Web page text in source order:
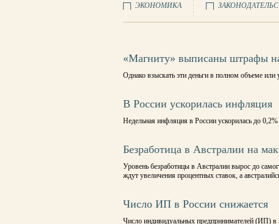
ЭКОНОМИКА
«Магниту» выписаны штрафы
Однако взыскать эти деньги в полном объеме или
В России ускорилась инфляция
Недельная инфляция в России ускорилась до 0,2%
Безработица в Австралии на
Уровень безработицы в Австралии вырос до
ждут увеличения процентных ставок, а
Число ИП в России снижается
Число индивидуальных предпринимателей (ИП)